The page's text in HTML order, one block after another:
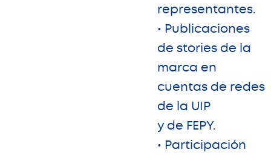
representantes.
• Publicaciones
de stories de la
marca en
cuentas de redes
de la UIP
y de FEPY.
• Participación